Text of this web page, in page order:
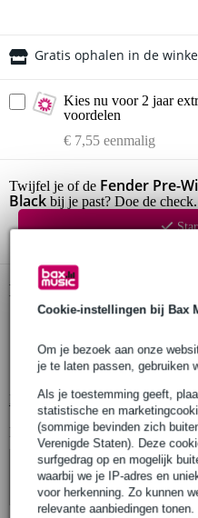
Cookie-instellingen bij Bax
Om je bezoek aan onze
je te laten passen, gebruiken
Als je toestemming geeft,
statistische en
(sommige bevinden zich
Verenigde Staten). Deze
surfgedrag op en mogelijk
waarbij we je IP-adres en
voor herkenning. Zo kunnen
relevante aanbiedingen tonen.
Gratis ophalen in de
Kies nu voor 2 jaar
voordelen
€ 7,55 eenmalig
Twijfel je of de Fender Pre-
Black bij je past? Doe de check.
Productinformatie
bedrade slagplaat met 3
kleur: zwart
Bekijk alle productspecificaties
Bekijk ook eens (4)